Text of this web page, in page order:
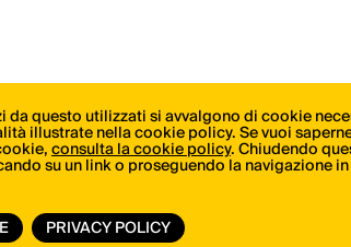
questo utilizzati si avvalgono di cookie
illustrate nella cookie policy. Se vuoi
consulta la cookie policy. Chiudendo
su un link o proseguendo la navigazione
PRIVACY POLICY